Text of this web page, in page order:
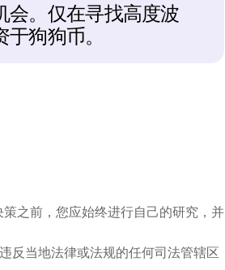
会。仅在寻找高度波
狗狗币。
之前，您应始终进行自己的研究，并
反当地法律或法规的任何司法管辖区